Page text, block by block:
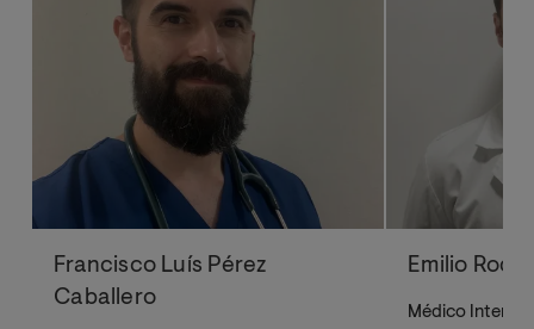
Francisco Luís Pérez
Caballero
Emilio
Médico